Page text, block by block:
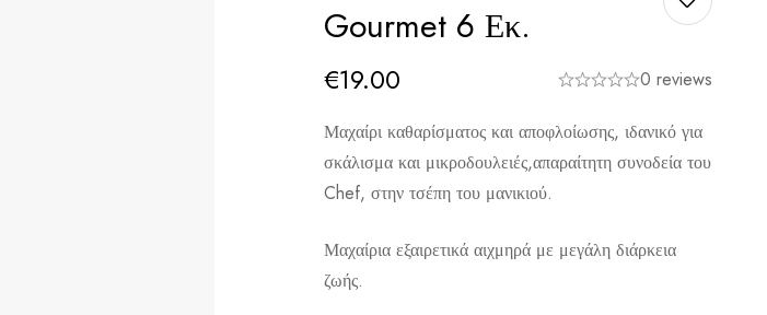
Gourmet 6 Εκ.
€19.00 0 reviews
Μαχαίρι καθαρίσματος και αποφλοίωσης, ιδανικό για
σκάλισμα και μικροδουλειές,απαραίτητη συνοδεία του
Chef, στην τσέπη του μανικιού.
Μαχαίρια εξαιρετικά αιχμηρά με μεγάλη διάρκεια
ζωής.